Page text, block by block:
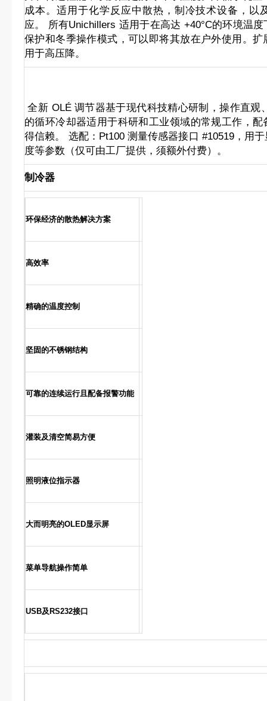
成本。适用于化学反应中散热，制冷技术设备，以
应。 所有Unichillers 适用于在高达 +40°C的环境温
保护和冬季操作模式，可以即将其放在户外使用。
用于高压降。
全新 OLÉ 调节器基于现代科技精心研制，操作直观
的循环冷却器适用于科研和工业领域的常规工作，
得信赖。 选配：Pt100 测量传感器接口 #10519，用
度等参数（仅可由工厂提供，须额外付费）。
制冷器
环保经济的散热解决方案
高效率
精确的温度控制
坚固的不锈钢结构
可靠的连续运行且配备报警功能
灌装及清空简易方便
照明液位指示器
大而明亮的OLED显示屏
菜单导航操作简单
USB及RS232接口